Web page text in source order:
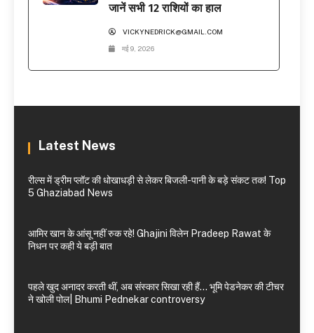
जानें सभी 12 राशियों का हाल
VICKYNEDRICK@GMAIL.COM
मई 9, 2026
Latest News
रील्स में ड्रीम प्लॉट की धोखाधड़ी से लेकर बिजली-पानी के बड़े संकट तक! Top
5 Ghaziabad News
आमिर खान के आंसू नहीं रुक रहे! Ghajini विलेन Pradeep Rawat के
निधन पर कही ये बड़ी बात
पहले खुद अनादर करती थीं, अब संस्कार सिखा रही हैं… भूमि पेडनेकर की टीचर
ने खोली पोल| Bhumi Pednekar controversy